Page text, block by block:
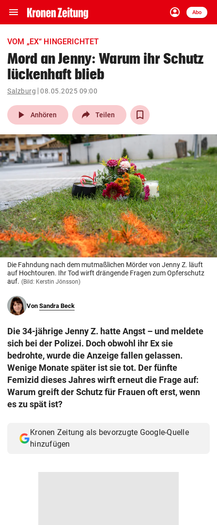
menu Navigation
ein-/ausklappen
account_circle
Anmelden
Abo
close Schließen
account_circle Anmelden
pin_drop
Wien arrow_right
bookmark
search
Suchbegriff
eingeben
© Krone Multimedia GmbH & Co KG 2026
Muthgasse 2, 1190 Wien
VOM „EX“ HINGERICHTET
Mord an Jenny: Warum ihr Schutz
lückenhaft blieb
Salzburg 08.05.2025 09:00
play_arrow Anhören Teilen
Die Fahndung nach dem mutmaßlichen Mörder von Jenny Z. läuft
auf Hochtouren. Ihr Tod wirft drängende Fragen zum Opferschutz
auf. (Bild: Kerstin Jönsson)
Von Sandra Beck
Die 34-jährige Jenny Z. hatte Angst – und meldete
sich bei der Polizei. Doch obwohl ihr Ex sie
bedrohte, wurde die Anzeige fallen gelassen.
Wenige Monate später ist sie tot. Der fünfte
Femizid dieses Jahres wirft erneut die Frage auf:
Warum greift der Schutz für Frauen oft erst, wenn
es zu spät ist?
Kronen Zeitung als bevorzugte Google-Quelle
hinzufügen